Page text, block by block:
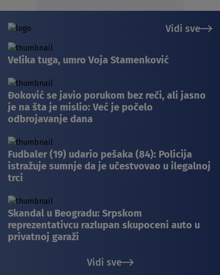
Vidi sve
Velika tuga, umro Voja Stamenković
Đoković se javio porukom bez reči, ali jasno
je na šta je mislio: Već je počelo
odbrojavanje dana
Fudbaler (19) udario pešaka (84): Policija
istražuje sumnje da je učestvovao u ilegalnoj
trci
Skandal u Beogradu: Srpskom
reprezentativcu razlupan skupoceni auto u
privatnoj garaži
Vidi sve